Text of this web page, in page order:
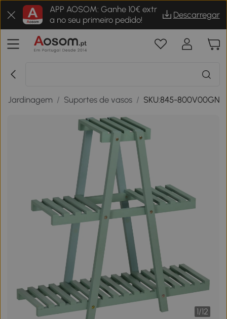
APP AOSOM: Ganhe 10€ extr
a no seu primeiro pedido!
Descarregar
Jardinagem / Suportes de vasos / SKU:845-800V00GN
1/12